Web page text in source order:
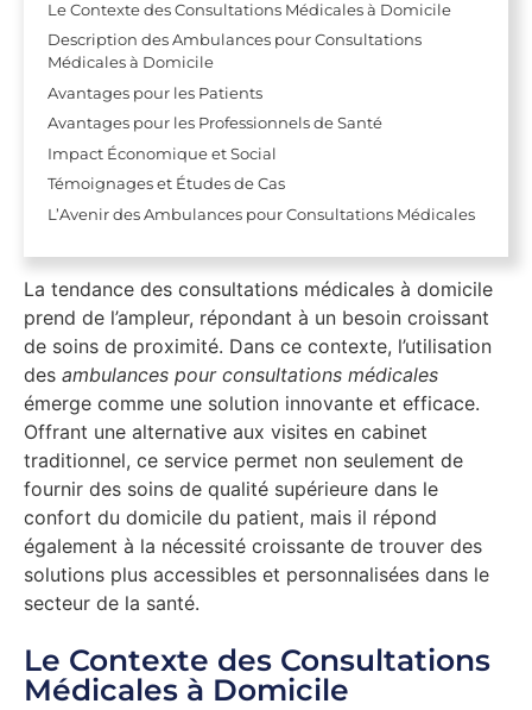
Le Contexte des Consultations Médicales à Domicile
Description des Ambulances pour Consultations
Médicales à Domicile
Avantages pour les Patients
Avantages pour les Professionnels de Santé
Impact Économique et Social
Témoignages et Études de Cas
L’Avenir des Ambulances pour Consultations Médicales
La tendance des consultations médicales à domicile
prend de l’ampleur, répondant à un besoin croissant
de soins de proximité. Dans ce contexte, l’utilisation
des ambulances pour consultations médicales
émerge comme une solution innovante et efficace.
Offrant une alternative aux visites en cabinet
traditionnel, ce service permet non seulement de
fournir des soins de qualité supérieure dans le
confort du domicile du patient, mais il répond
également à la nécessité croissante de trouver des
solutions plus accessibles et personnalisées dans le
secteur de la santé.
Le Contexte des Consultations
Médicales à Domicile